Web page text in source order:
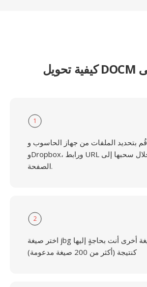
1
قُم بتحديد الملفات من جهاز الحاسوب وGoogle Drive
وDropbox، ورابط URL أو من خلال سحبها إلى
الصفحة.
2
اختر صيغة jbg أو أية صيغة أخرى أنت بحاجةٍ إليها
كنتيجة (أكثر من 200 صيغة مدعومة)